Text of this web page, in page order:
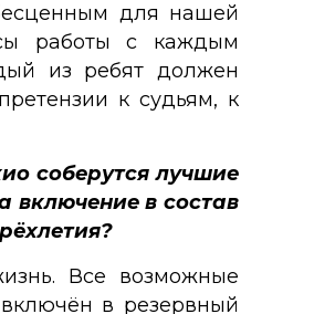
для нашей
работы с каждым
из ребят должен
к судьям, к
соберутся лучшие
включение в состав
Все возможные
в резервный